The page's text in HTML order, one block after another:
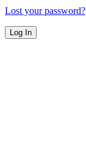
Lost your password?